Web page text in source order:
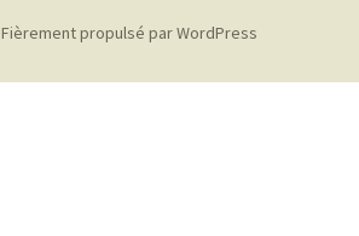
Fièrement propulsé par WordPress